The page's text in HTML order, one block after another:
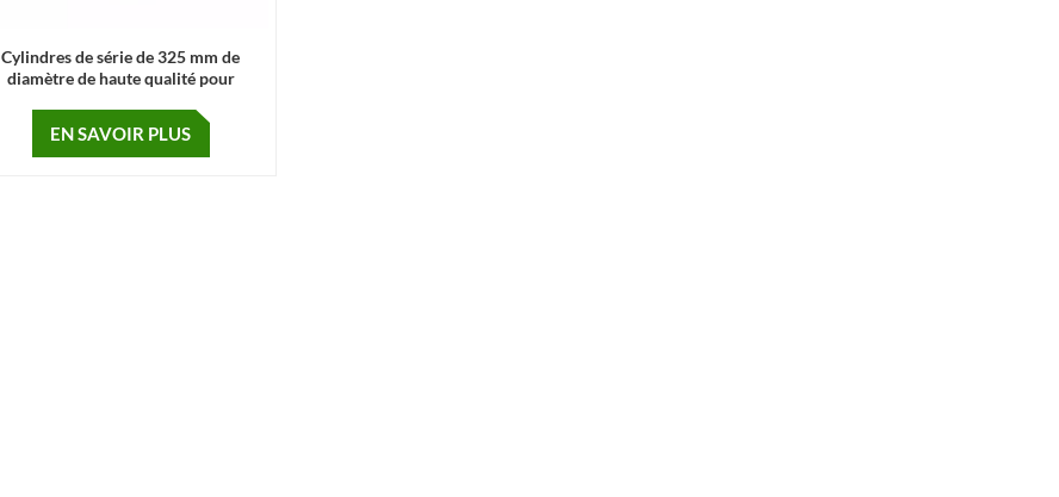
Cylindres de série de 325 mm de
diamètre de haute qualité pour
EN SAVOIR PLUS